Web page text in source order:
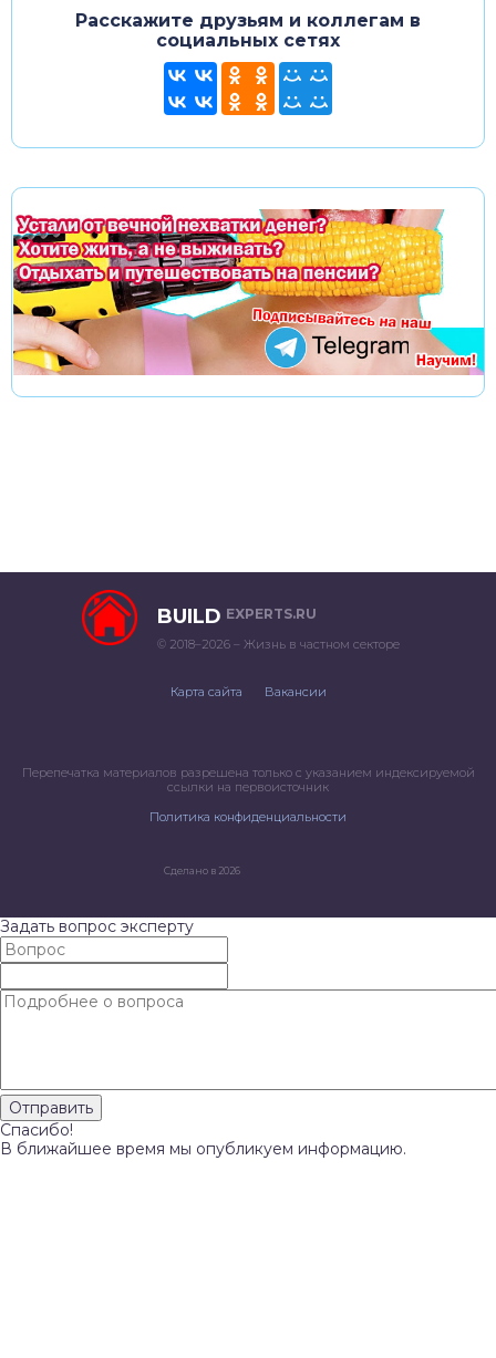
Расскажите друзьям и коллегам в
социальных сетях
BUILD EXPERTS.RU
© 2018–2026 – Жизнь в частном секторе
Карта сайта Вакансии
Перепечатка материалов разрешена только с указанием индексируемой
ссылки на первоисточник
Политика конфиденциальности
Сделано в 2026
Задать вопрос эксперту
Спасибо!
В ближайшее время мы опубликуем информацию.